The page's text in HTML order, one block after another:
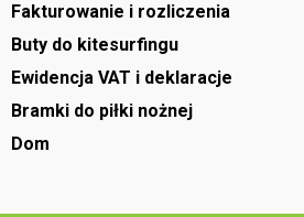
Fakturowanie i rozliczenia
Buty do kitesurfingu
Ewidencja VAT i deklaracje
Bramki do piłki nożnej
Dom